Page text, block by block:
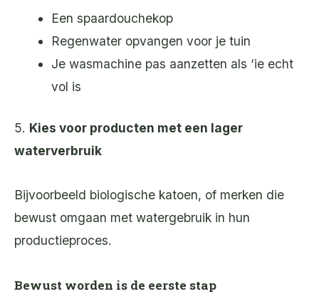
Een spaardouchekop
Regenwater opvangen voor je tuin
Je wasmachine pas aanzetten als ‘ie echt
vol is
5. Kies voor producten met een lager
waterverbruik
Bijvoorbeeld biologische katoen, of merken die
bewust omgaan met watergebruik in hun
productieproces.
Bewust worden is de eerste stap